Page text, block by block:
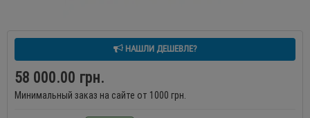
НАШЛИ ДЕШЕВЛЕ?
58 000.00 грн.
Минимальный заказ на сайте от 1000 грн.